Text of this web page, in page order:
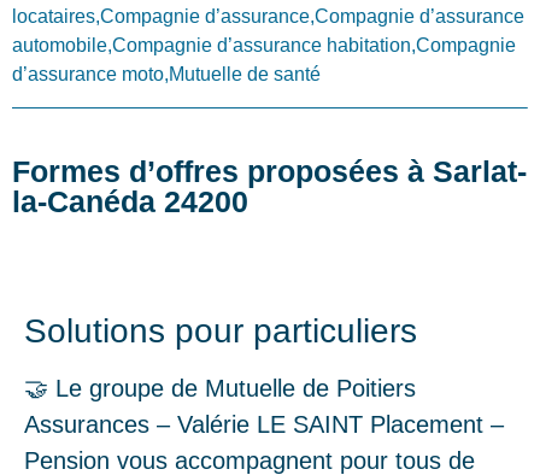
locataires,Compagnie d’assurance,Compagnie d’assurance
automobile,Compagnie d’assurance habitation,Compagnie
d’assurance moto,Mutuelle de santé
Formes d’offres proposées à Sarlat-
la-Canéda 24200
Solutions pour particuliers
🤝 Le groupe de Mutuelle de Poitiers
Assurances – Valérie LE SAINT Placement –
Pension vous accompagnent pour tous de